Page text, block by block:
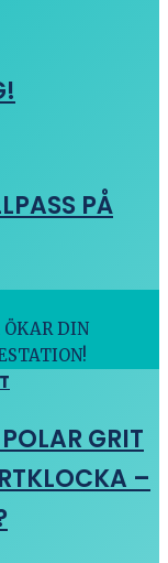
PÅ
ÖKAR DIN
GRIT
–